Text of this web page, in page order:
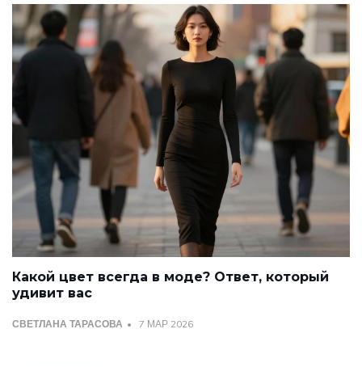
Какой цвет всегда в моде? Ответ, который
удивит вас
СВЕТЛАНА ТАРАСОВА 7 МАР 2026